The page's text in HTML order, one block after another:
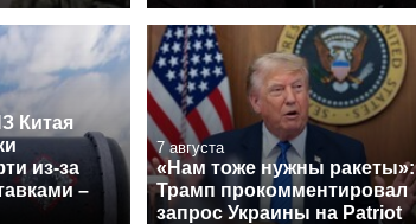
Китая
из-за
–
7 августа
«Нам тоже нужны ракеты»:
Трамп прокомментировал
запрос Украины на Patriot